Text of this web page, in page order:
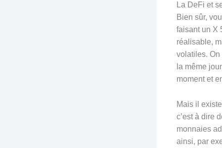
La DeFi et
Bien sûr,
faisant un X
réalisable,
volatiles.
la même
moment et
Mais il
c’est à dire
monnaies
ainsi, par